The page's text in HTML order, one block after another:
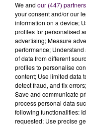
We and our (447) partners
your consent and/or our
information on a device;
profiles for personalised
advertising; Measure
performance;
of data from different
profiles to personalise
content; Use limited data
detect fraud, and fix
Save and communicate
process personal data
following functionalities:
requested; Use precise